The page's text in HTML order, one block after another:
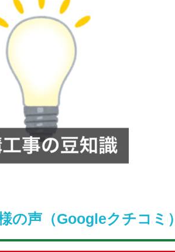
の声（Googleクチコミ）